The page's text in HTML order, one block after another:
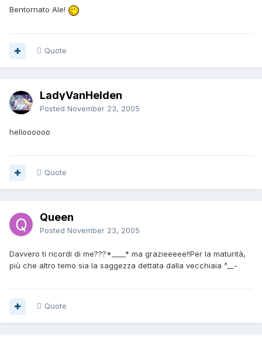
Bentornato Ale!
Quote
LadyVanHelden
Posted November 23, 2005
helloooooo
Quote
Queen
Posted November 23, 2005
Davvero ti ricordi di me???*____* ma grazieeeee!!Per la maturità,
più che altro temo sia la saggezza dettata dalla vecchiaia ^__-
Quote